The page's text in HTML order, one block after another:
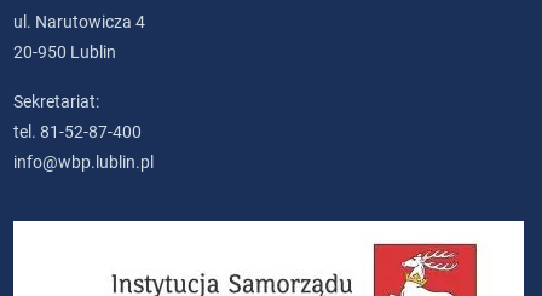
ul. Narutowicza 4
20-950 Lublin
Sekretariat:
tel. 81-52-87-400
info@wbp.lublin.pl